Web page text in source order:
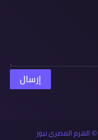
© الهرم المصرى نيوز